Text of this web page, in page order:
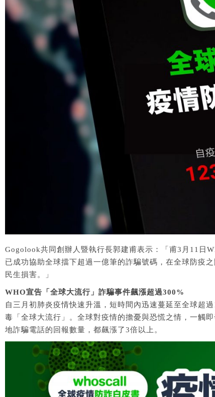
Gogolook共同創辦人暨執行長郭建甫表示：「甫3月11日
已成功協助全球擋下超過一億筆的詐騙號碼，在全球防疫
民生損害。」
WHO宣告「全球大流行」詐騙事件飆漲超過300%
自三月初肺炎疫情快速升溫，短時間內迅速蔓延至全球超
毒「全球大流行」。全球對疫情的擔憂與恐慌之情，一觸
地詐騙電話的回報數量，都飆漲了3倍以上。